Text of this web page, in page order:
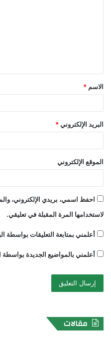
ق
*
الاسم *
البريد الإلكتروني *
الموقع الإلكتروني
احفظ اسمي، بريدي الإلكتروني،
لاستخدامها المرة المقبلة في تعليقي.
أعلمني بمتابعة التعليقات بواسطة
أعلمني بالمواضيع الجديدة بواسطة
مقالات